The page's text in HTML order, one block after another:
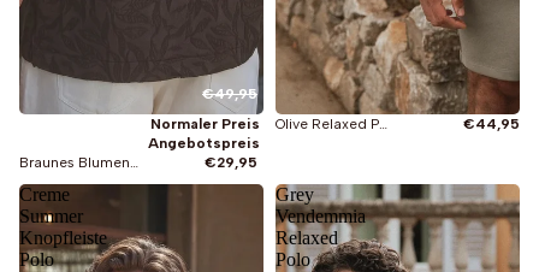
Braunes Blumen-Sommer-Polo
Angebotspreis
€29,95
Normaler Preis
€49,95
€44,95
Creme
Summer
Knopfleiste
Polo
Grey
Vendemmia
Relaxed
Polo